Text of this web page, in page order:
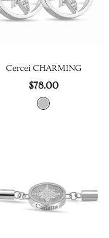
Cercei CHARMING
$78.00